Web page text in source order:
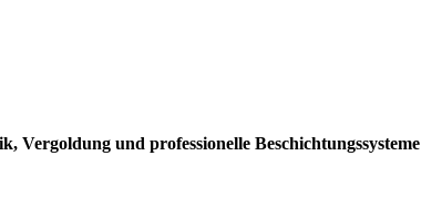
Vergoldung und professionelle Beschichtungssysteme